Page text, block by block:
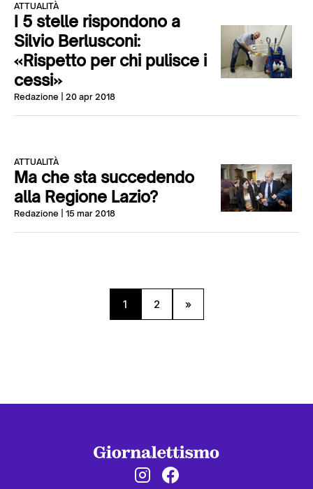
ATTUALITÀ
I 5 stelle rispondono a
Silvio Berlusconi:
«Rispetto per chi pulisce i
cessi»
Redazione | 20 apr 2018
ATTUALITÀ
Ma che sta succedendo
alla Regione Lazio?
Redazione | 15 mar 2018
1 2 »